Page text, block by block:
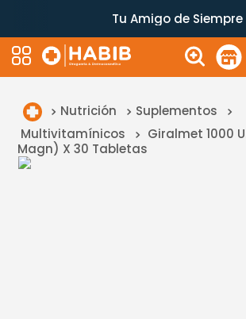
Tu Amigo de Siempre
Nutrición
Suplementos
Multivitamínicos
Giralmet 1000
Magn) X 30 Tabletas